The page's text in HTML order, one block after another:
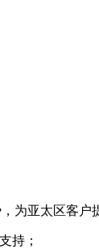
为亚太区客户
持；